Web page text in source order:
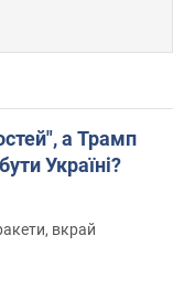
а Трамп
Україні?
вкрай